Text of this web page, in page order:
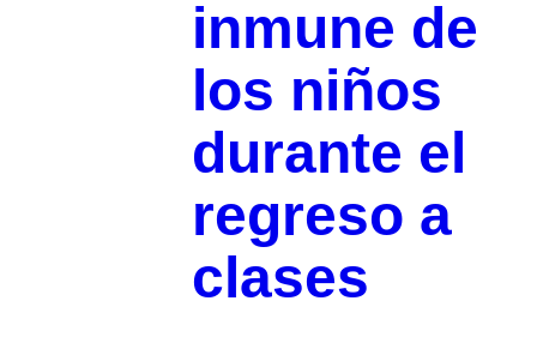
inmune de
los niños
durante el
regreso a
clases